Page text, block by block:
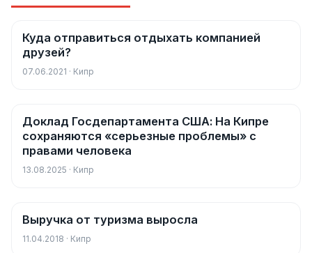
Новости
Куда отправиться отдыхать компанией
друзей?
07.06.2021 · Кипр
Новости
Доклад Госдепартамента США: На Кипре
сохраняются «серьезные проблемы» с
правами человека
13.08.2025 · Кипр
Новости
Выручка от туризма выросла
11.04.2018 · Кипр